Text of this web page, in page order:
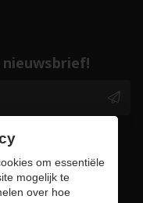
gegevens te
in
om essentiële
mogelijk te
over hoe